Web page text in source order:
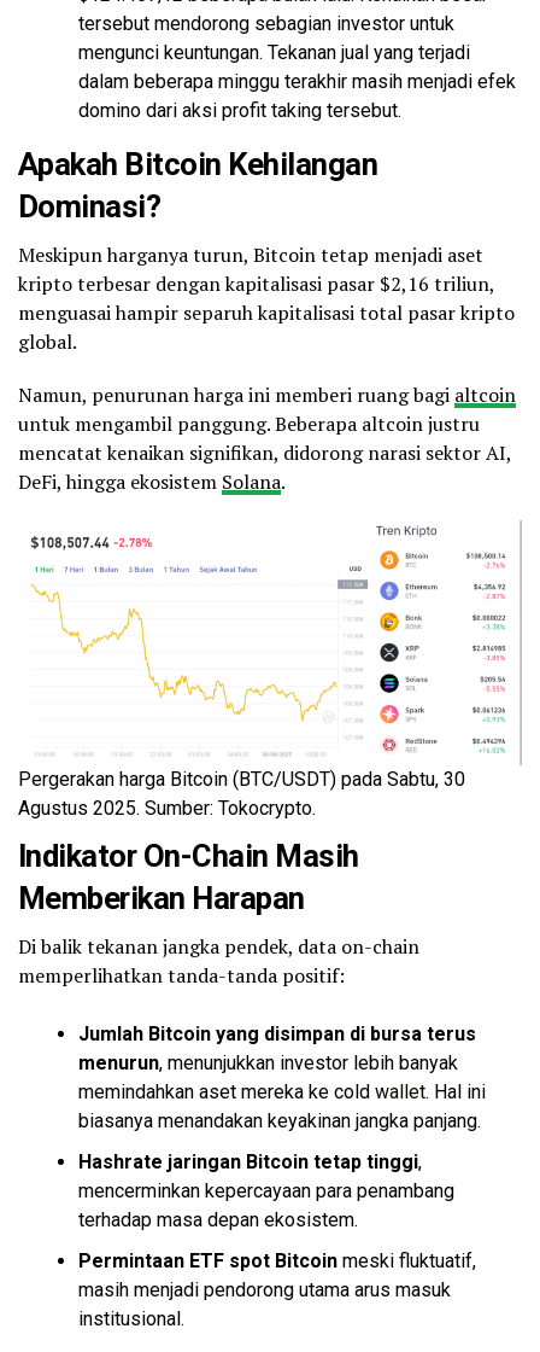
tersebut mendorong sebagian investor untuk
mengunci keuntungan. Tekanan jual yang terjadi
dalam beberapa minggu terakhir masih menjadi efek
domino dari aksi profit taking tersebut.
Apakah Bitcoin Kehilangan
Dominasi?
Meskipun harganya turun, Bitcoin tetap menjadi aset
kripto terbesar dengan kapitalisasi pasar $2,16 triliun,
menguasai hampir separuh kapitalisasi total pasar kripto
global.
Namun, penurunan harga ini memberi ruang bagi altcoin
untuk mengambil panggung. Beberapa altcoin justru
mencatat kenaikan signifikan, didorong narasi sektor AI,
DeFi, hingga ekosistem Solana.
Pergerakan harga Bitcoin (BTC/USDT) pada Sabtu, 30
Agustus 2025. Sumber: Tokocrypto.
Indikator On-Chain Masih
Memberikan Harapan
Di balik tekanan jangka pendek, data on-chain
memperlihatkan tanda-tanda positif:
Jumlah Bitcoin yang disimpan di bursa terus
menurun, menunjukkan investor lebih banyak
memindahkan aset mereka ke cold wallet. Hal ini
biasanya menandakan keyakinan jangka panjang.
Hashrate jaringan Bitcoin tetap tinggi,
mencerminkan kepercayaan para penambang
terhadap masa depan ekosistem.
Permintaan ETF spot Bitcoin meski fluktuatif,
masih menjadi pendorong utama arus masuk
institusional.